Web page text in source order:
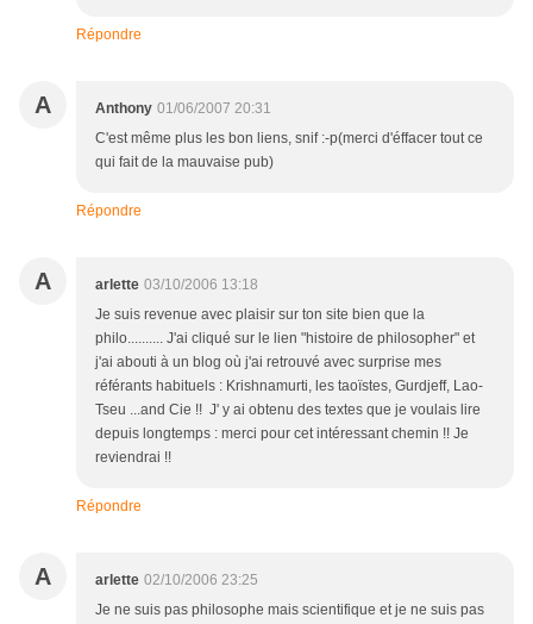
Répondre
A Anthony 01/06/2007 20:31
C'est même plus les bon liens, snif :-p(merci d'éffacer tout ce
qui fait de la mauvaise pub)
Répondre
A arlette 03/10/2006 13:18
Je suis revenue avec plaisir sur ton site bien que la
philo.......... J'ai cliqué sur le lien "histoire de philosopher" et
j'ai abouti à un blog où j'ai retrouvé avec surprise mes
référants habituels : Krishnamurti, les taoïstes, Gurdjeff, Lao-
Tseu ...and Cie !! J' y ai obtenu des textes que je voulais lire
depuis longtemps : merci pour cet intéressant chemin !! Je
reviendrai !!
Répondre
A arlette 02/10/2006 23:25
Je ne suis pas philosophe mais scientifique et je ne suis pas